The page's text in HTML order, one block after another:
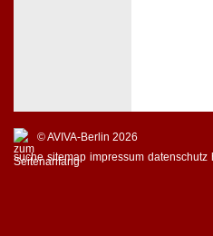
© AVIVA-Berlin 2026
suche sitemap impressum datenschutz